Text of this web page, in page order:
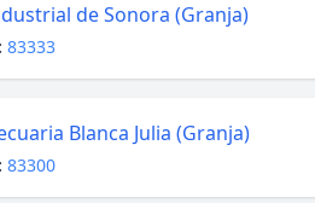
de Sonora (Granja)
83333
Blanca Julia (Granja)
83300